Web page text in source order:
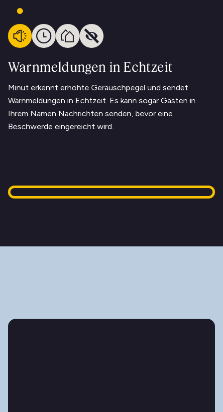
Warnmeldungen in Echtzeit
Minut erkennt erhöhte Geräuschpegel und sendet
Warnmeldungen in Echtzeit. Es kann sogar Gästen in
Ihrem Namen Nachrichten senden, bevor eine
Beschwerde eingereicht wird.